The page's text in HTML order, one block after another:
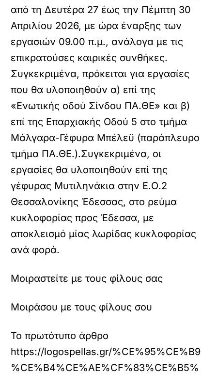
από τη Δευτέρα 27 έως την Πέμπτη 30
Απριλίου 2026, με ώρα έναρξης των
εργασιών 09.00 π.μ., ανάλογα με τις
επικρατούσες καιρικές συνθήκες.
Συγκεκριμένα, πρόκειται για εργασίες
που θα υλοποιηθούν α) επί της
«Ενωτικής οδού Σίνδου ΠΑ.ΘΕ» και β)
επί της Επαρχιακής Οδού 5 στο τμήμα
Μάλγαρα-Γέφυρα Μπέλεϋ (παράπλευρο
τμήμα ΠΑ.ΘΕ.).Συγκεκριμένα, οι
εργασίες θα υλοποιηθούν επί της
γέφυρας Μυτιληνάκια στην Ε.Ο.2
Θεσσαλονίκης Έδεσσας, στο ρεύμα
κυκλοφορίας προς Έδεσσα, με
αποκλεισμό μίας λωρίδας κυκλοφορίας
ανά φορά.
Μοιραστείτε με τους φίλους σας
Μοιράσου με τους φίλους σου
Το πρωτότυπο άρθρο
https://logospellas.gr/%CE%95%CE%B9
%CE%B4%CE%AE%CF%83%CE%B5%